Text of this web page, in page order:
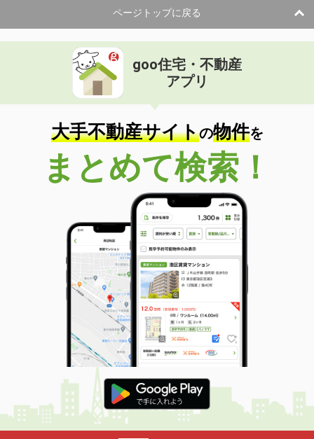
ページトップに戻る
goo住宅・不動産
アプリ
大手不動産サイトの物件を
まとめて検索！